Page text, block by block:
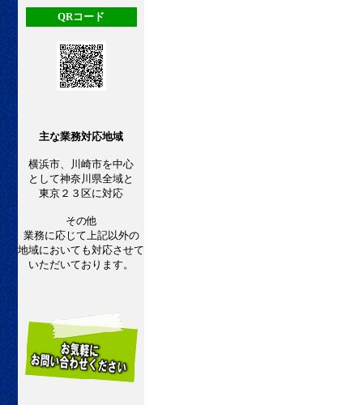
QRコード
主な業務対応地域
横浜市、川崎市を中心
として神奈川県全域と
東京２３区に対応
その他
業務に応じて上記以外の
地域においても対応させて
いただいております。